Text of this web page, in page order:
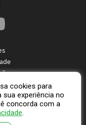
Agro22
Rio do Sul - SC © 2026 -
cookies para
experiência no
concorda com a
.